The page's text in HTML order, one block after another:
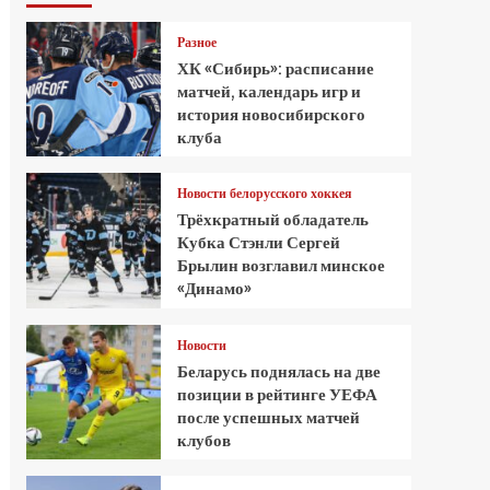
Разное
ХК «Сибирь»: расписание
матчей, календарь игр и
история новосибирского
клуба
Новости белорусского хоккея
Трёхкратный обладатель
Кубка Стэнли Сергей
Брылин возглавил минское
«Динамо»
Новости
Беларусь поднялась на две
позиции в рейтинге УЕФА
после успешных матчей
клубов